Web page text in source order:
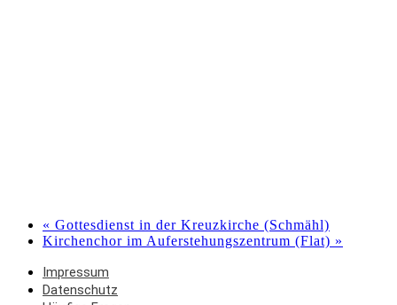
« Gottesdienst in der Kreuzkirche (Schmähl)
Kirchenchor im Auferstehungszentrum (Flat) »
Impressum
Datenschutz